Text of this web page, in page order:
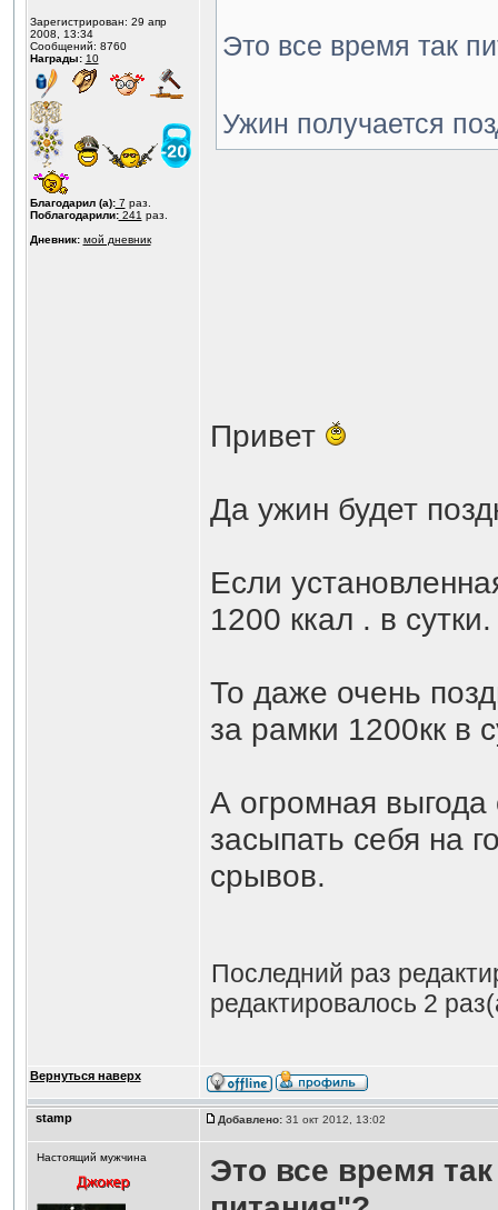
Зарегистрирован: 29 апр
2008, 13:34
Сообщений: 8760
Награды: 10
Благодарил (а):7 раз.
Поблагодарили:241 раз.
Дневник: мой дневник
Это все время так
Ужин получается
Привет
Да ужин будет
Если
1200 ккал . в сутки.
То даже очень
за рамки 1200кк в
А огромная выгода
засыпать себя на
срывов.
Последний раз
редактировалось 2
Вернуться наверх
stamp Добавлено:31 окт 2012, 13:02
Настоящий мужчина
Это все время